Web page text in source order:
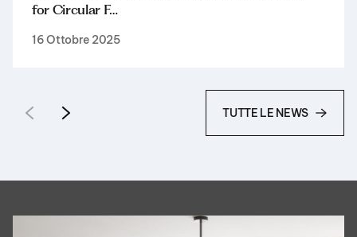
for Circular F…
16 Ottobre 2025
TUTTE LE NEWS